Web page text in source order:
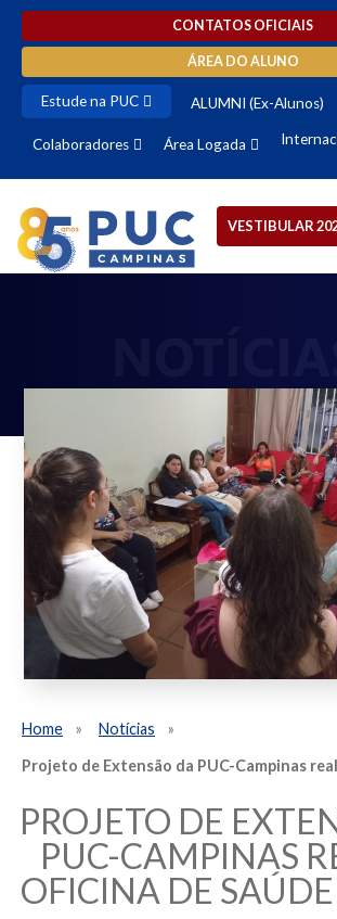
CONTATOS OFICIAIS
ÁREA DO ALUNO
Estude na PUC ALUMNI (Ex-Alunos)
Colaboradores Área Logada
VESTIBULAR
Home
Notícias
Projeto de Extensão da PUC-Campinas
PROJETO DE
PUC-CAMPINAS
OFICINA DE